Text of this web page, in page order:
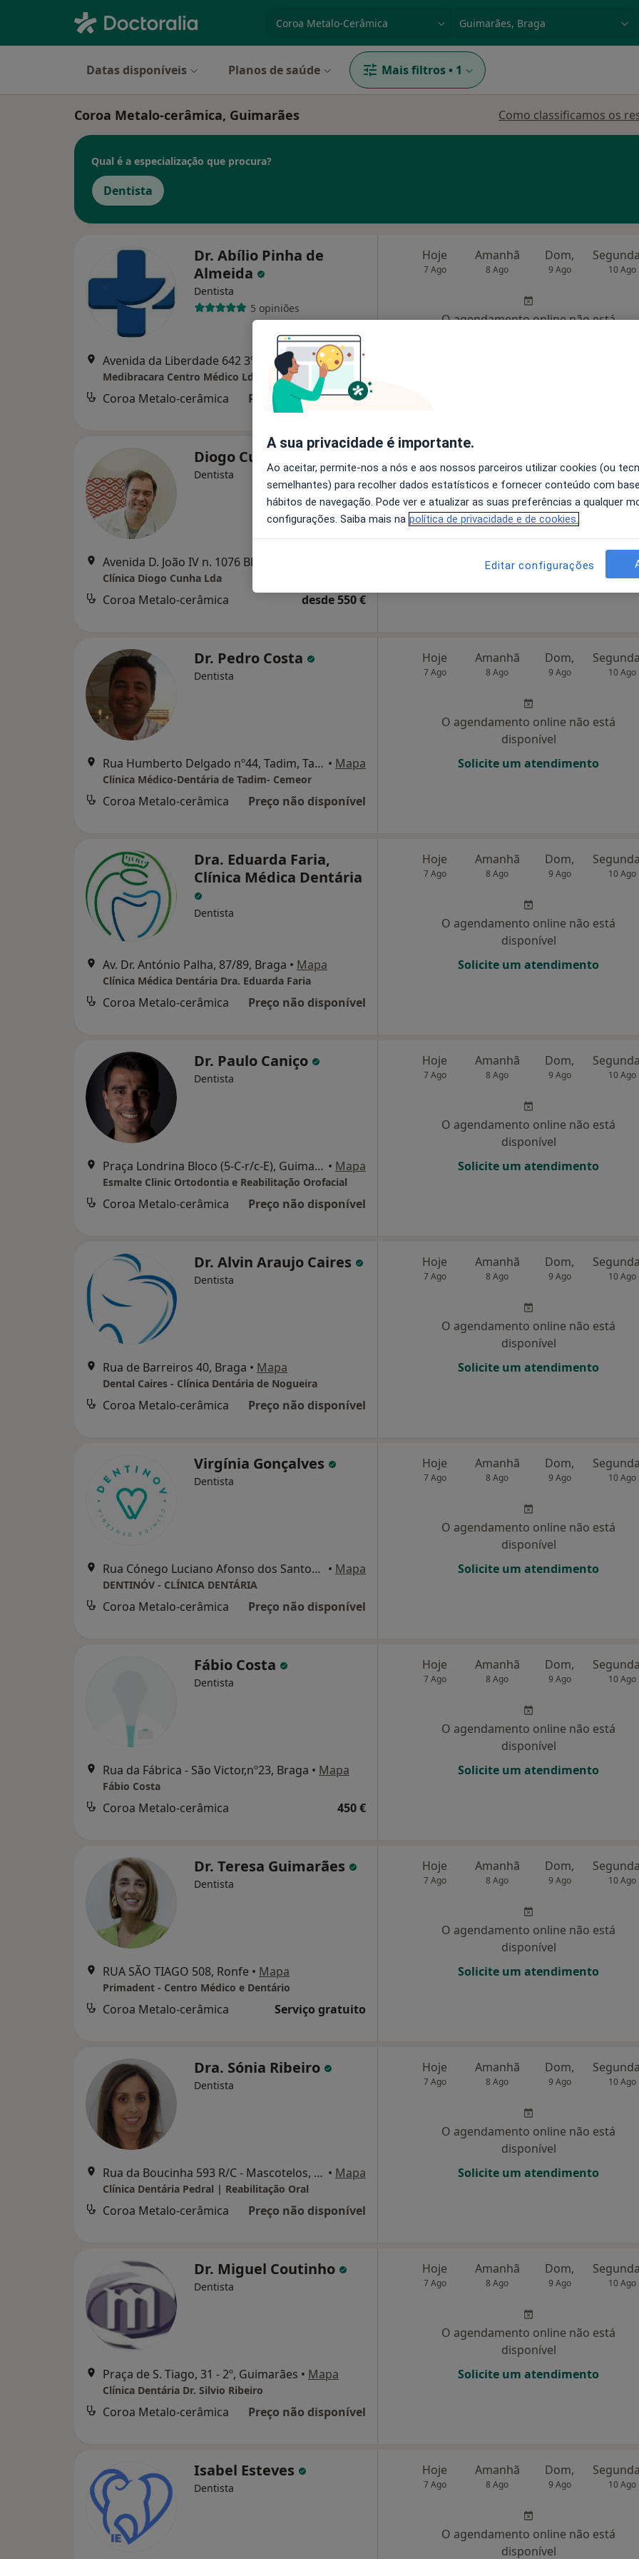
especialidade, doença ou nome
Datas disponíveis Planos de saúde Mais filtros • 1
Coroa Metalo-cerâmica, Guimarães Como classificamos os
Qual é a especialização que procura?
Dentista
Dr. Abílio Pinha de
Almeida
Dentista
5 opiniões
Avenida da Liberdade 642 3º Andar Sala 4, Braga • Mapa
Medibracara Centro Médico Lda
Coroa Metalo-cerâmica Preço não disponível
Hoje
7 Ago
Amanhã
8 Ago
Dom,
9 Ago 10 Ago
O agendamento online não está
Diogo Cunha
Dentista
Clínica Diogo Cunha Lda
Coroa Metalo-cerâmica desde 550 €
7 Ago 8 Ago 9 Ago 10 Ago
O agendamento online não está
Solicite um atendimento
Dr. Pedro Costa
Dentista
Rua Humberto Delgado nº44, Tadim, Tadim • Mapa
Clinica Médico-Dentária de Tadim- Cemeor
Coroa Metalo-cerâmica Preço não disponível
Hoje
7 Ago
Amanhã
8 Ago
Dom,
9 Ago 10 Ago
O agendamento online não está
disponível
Solicite um atendimento
Dra. Eduarda Faria,
Clínica Médica Dentária
Dentista
Av. Dr. António Palha, 87/89, Braga • Mapa
Clínica Médica Dentária Dra. Eduarda Faria
Coroa Metalo-cerâmica Preço não disponível
Hoje
7 Ago
Amanhã
8 Ago
Dom,
9 Ago 10 Ago
O agendamento online não está
disponível
Solicite um atendimento
Dr. Paulo Caniço
Dentista
Praça Londrina Bloco (5-C-r/c-E), Guimarães • Mapa
Esmalte Clinic Ortodontia e Reabilitação Orofacial
Coroa Metalo-cerâmica Preço não disponível
Hoje
7 Ago
Amanhã
8 Ago
Dom,
9 Ago 10 Ago
O agendamento online não está
disponível
Solicite um atendimento
Dr. Alvin Araujo Caires
Dentista
Rua de Barreiros 40, Braga • Mapa
Dental Caires - Clínica Dentária de Nogueira
Coroa Metalo-cerâmica Preço não disponível
Hoje
7 Ago
Amanhã
8 Ago
Dom,
9 Ago 10 Ago
O agendamento online não está
disponível
Solicite um atendimento
Virgínia Gonçalves
Dentista
Rua Cónego Luciano Afonso dos Santos, 11, Braga • Mapa
DENTINÓV - CLÍNICA DENTÁRIA
Coroa Metalo-cerâmica Preço não disponível
Hoje
7 Ago
Amanhã
8 Ago
Dom,
9 Ago 10 Ago
O agendamento online não está
disponível
Solicite um atendimento
Fábio Costa
Dentista
Rua da Fábrica - São Victor,nº23, Braga • Mapa
Fábio Costa
Coroa Metalo-cerâmica 450 €
Hoje
7 Ago
Amanhã
8 Ago
Dom,
9 Ago 10 Ago
O agendamento online não está
disponível
Solicite um atendimento
Dr. Teresa Guimarães
Dentista
RUA SÃO TIAGO 508, Ronfe • Mapa
Primadent - Centro Médico e Dentário
Coroa Metalo-cerâmica Serviço gratuito
Hoje
7 Ago
Amanhã
8 Ago
Dom,
9 Ago 10 Ago
O agendamento online não está
disponível
Solicite um atendimento
Dra. Sónia Ribeiro
Dentista
Rua da Boucinha 593 R/C - Mascotelos, Guimarães • Mapa
Clínica Dentária Pedral | Reabilitação Oral
Coroa Metalo-cerâmica Preço não disponível
Hoje
7 Ago
Amanhã
8 Ago
Dom,
9 Ago 10 Ago
O agendamento online não está
disponível
Solicite um atendimento
Dr. Miguel Coutinho
Dentista
Praça de S. Tiago, 31 - 2º, Guimarães • Mapa
Clínica Dentária Dr. Silvio Ribeiro
Coroa Metalo-cerâmica Preço não disponível
Hoje
7 Ago
Amanhã
8 Ago
Dom,
9 Ago 10 Ago
O agendamento online não está
disponível
Solicite um atendimento
Isabel Esteves
Dentista
Hoje
7 Ago
Amanhã
8 Ago
Dom,
9 Ago 10 Ago
O agendamento online não está
disponível
A sua privacidade é importante.
Ao aceitar, permite-nos a nós e aos nossos parceiros utilizar cookies (ou
semelhantes) para recolher dados estatísticos e fornecer conteúdo com
hábitos de navegação. Pode ver e atualizar as suas preferências a qualquer
configurações. Saiba mais na política de privacidade e de cookies.
Editar configurações